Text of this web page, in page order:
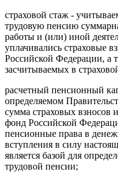
страховой стаж -
трудовую пенсию
работы и (или) иной
уплачивались страховые
Российской Федерации, а
засчитываемых в
расчетный пенсионный
определяемом
сумма страховых
фонд Российской
пенсионные права в
вступления в силу
является базой для
трудовой пенсии;